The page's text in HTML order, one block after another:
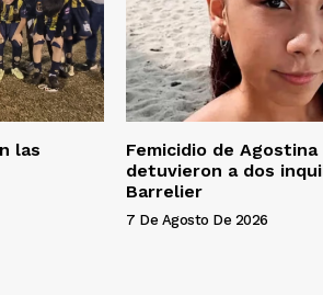
las
Femicidio de Agostina
detuvieron a dos
Barrelier
7 De Agosto De 2026